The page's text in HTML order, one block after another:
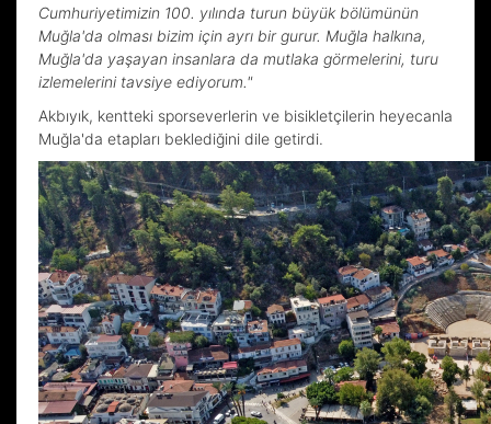
Cumhuriyetimizin 100. yılında turun büyük bölümünün
Muğla'da olması bizim için ayrı bir gurur. Muğla halkına,
Muğla'da yaşayan insanlara da mutlaka görmelerini, turu
izlemelerini tavsiye ediyorum."
Akbıyık, kentteki sporseverlerin ve bisikletçilerin heyecanla
Muğla'da etapları beklediğini dile getirdi.